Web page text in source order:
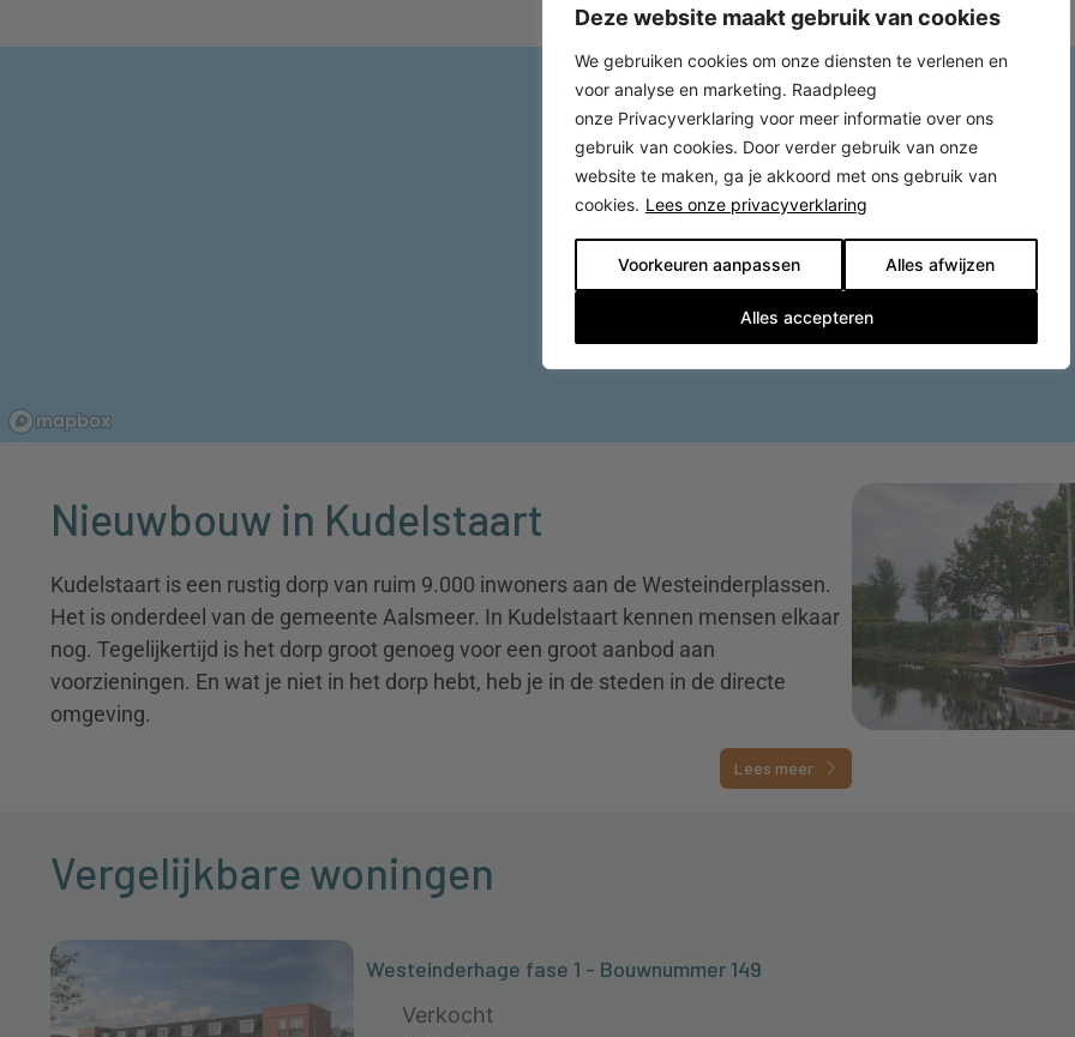
Deze website maakt gebruik van cookies
We gebruiken cookies om onze diensten te verlenen en
voor analyse en marketing. Raadpleeg
onze Privacyverklaring voor meer informatie over ons
gebruik van cookies. Door verder gebruik van onze
website te maken, ga je akkoord met ons gebruik van
cookies. Lees onze privacyverklaring
Voorkeuren aanpassen Alles afwijzen
Alles accepteren
Nieuwbouw in Kudelstaart
Kudelstaart is een rustig dorp van ruim 9.000 inwoners aan de Westeinderplassen.
Het is onderdeel van de gemeente Aalsmeer. In Kudelstaart kennen mensen elkaar
nog. Tegelijkertijd is het dorp groot genoeg voor een groot aanbod aan
voorzieningen. En wat je niet in het dorp hebt, heb je in de steden in de directe
omgeving.
Lees meer
Vergelijkbare woningen
Westeinderhage fase 1 - Bouwnummer 149
Verkocht